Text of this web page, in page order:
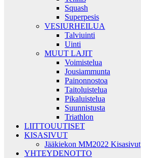
Squash
Superpesis
VESIURHEILUA
Talviuinti
Uinti
MUUT LAJIT
Voimistelua
Jousiammunta
Painonnostoa
Taitoluistelua
Pikaluistelua
Suunnistusta
Triathlon
LIITTOUUTISET
KISASIVUT
Jääkiekon MM2022 Kisasivut
YHTEYDENOTTO